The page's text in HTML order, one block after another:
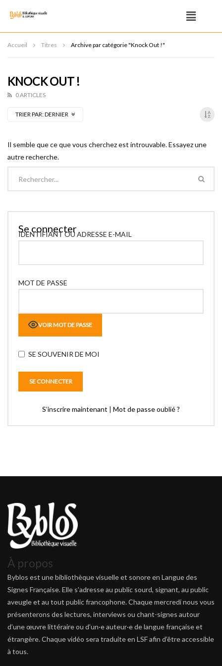
Accueil Titres Archive par catégorie "Knock Out !"
KNOCK OUT !
0 ARTICLES
TRIER PAR:DERNIER
Il semble que ce que vous cherchez est introuvable. Essayez une
autre recherche.
Se connecter
IDENTIFIANT OU ADRESSE E-MAIL
MOT DE PASSE
VOIR MOT DE PASSE
SE SOUVENIR DE MOI
S’inscrire maintenant | Mot de passe oublié ?
À propos
Byblos est une bibliothèque visuelle et sonore en Langue des
Signes Française. Elle s’adresse au public sourd, signant, au public
aveugle et au tout public francophone. Chaque mercredi nous vous
présenterons des lectures, interviews ou chant-signes autour
d’une œuvre littéraire ou d’un·e auteur·e de langue française et
étrangère. Chaque vidéo sera traduite en LSF afin d’être accessible
à tous.